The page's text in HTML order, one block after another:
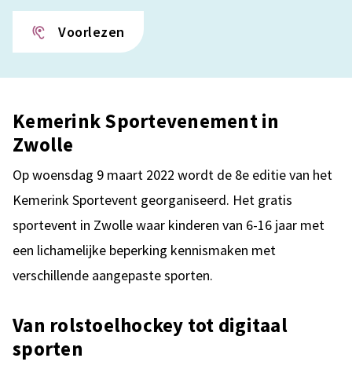
Voorlezen
Kemerink Sportevenement in
Zwolle
Op woensdag 9 maart 2022 wordt de 8e editie van het
Kemerink Sportevent georganiseerd. Het gratis
sportevent in Zwolle waar kinderen van 6-16 jaar met
een lichamelijke beperking kennismaken met
verschillende aangepaste sporten.
Van rolstoelhockey tot digitaal
sporten